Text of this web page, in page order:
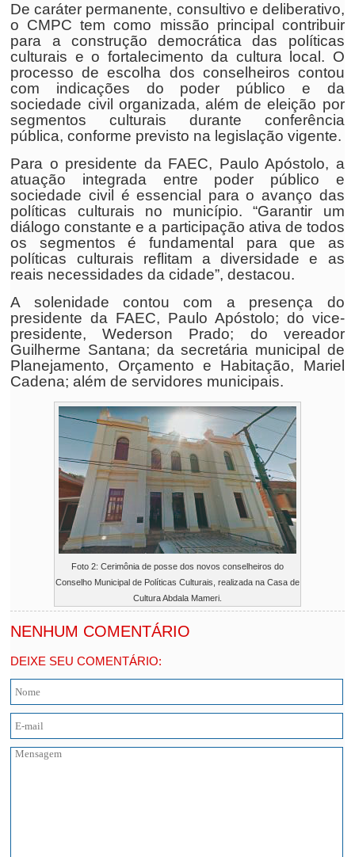
De caráter permanente, consultivo e deliberativo,
o CMPC tem como missão principal contribuir
para a construção democrática das políticas
culturais e o fortalecimento da cultura local. O
processo de escolha dos conselheiros contou
com indicações do poder público e da
sociedade civil organizada, além de eleição por
segmentos culturais durante conferência
pública, conforme previsto na legislação vigente.
Para o presidente da FAEC, Paulo Apóstolo, a
atuação integrada entre poder público e
sociedade civil é essencial para o avanço das
políticas culturais no município. “Garantir um
diálogo constante e a participação ativa de todos
os segmentos é fundamental para que as
políticas culturais reflitam a diversidade e as
reais necessidades da cidade”, destacou.
A solenidade contou com a presença do
presidente da FAEC, Paulo Apóstolo; do vice-
presidente, Wederson Prado; do vereador
Guilherme Santana; da secretária municipal de
Planejamento, Orçamento e Habitação, Mariel
Cadena; além de servidores municipais.
Foto 2: Cerimônia de posse dos novos conselheiros do
Conselho Municipal de Políticas Culturais, realizada na Casa de
Cultura Abdala Mameri.
NENHUM COMENTÁRIO
DEIXE SEU COMENTÁRIO: